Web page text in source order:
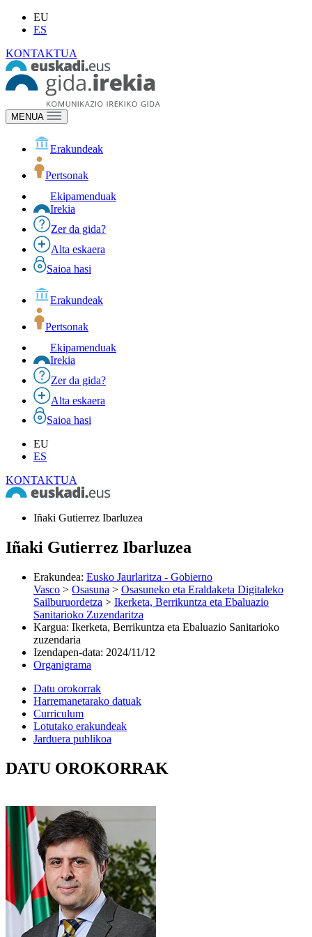
EU
ES
KONTAKTUA
MENUA
Erakundeak
Pertsonak
Ekipamenduak
Irekia
Zer da gida?
Alta eskaera
Saioa hasi
Erakundeak
Pertsonak
Ekipamenduak
Irekia
Zer da gida?
Alta eskaera
Saioa hasi
EU
ES
KONTAKTUA
Iñaki Gutierrez Ibarluzea
Iñaki Gutierrez Ibarluzea
Erakundea: Eusko Jaurlaritza - Gobierno
Vasco > Osasuna > Osasuneko eta Eraldaketa Digitaleko
Sailburuordetza > Ikerketa, Berrikuntza eta Ebaluazio
Sanitarioko Zuzendaritza
Kargua: Ikerketa, Berrikuntza eta Ebaluazio Sanitarioko
zuzendaria
Izendapen-data: 2024/11/12
Organigrama
Datu orokorrak
Harremanetarako datuak
Curriculum
Lotutako erakundeak
Jarduera publikoa
DATU OROKORRAK